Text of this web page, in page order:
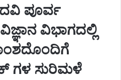
ಪೂರ್ವ
ವಿಭಾಗದಲ್ಲಿ
ಗಳ ಸುರಿಮಳೆ